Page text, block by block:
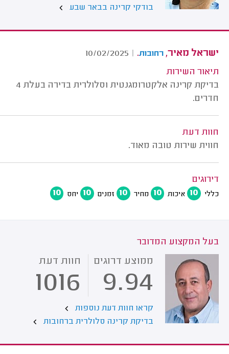
בודקי קרינה בבאר שבע
ישראל מאיר, רחובות.
|
10/02/2025
תיאור השירות
בדיקת קרינה אלקטרומגנטית וסלולרית בדירה בעלת 4
חדרים.
חוות דעת
חווית שירות טובה מאוד.
דירוגים
כללי 10 איכות 10 מחיר 10 זמנים 10 יחס 10
בעל המקצוע המדובר
ממוצע דרוגים
9.94
חוות דעת
1016
קראו חוות דעת נוספות
בדיקת קרינה סלולרית ברחובות